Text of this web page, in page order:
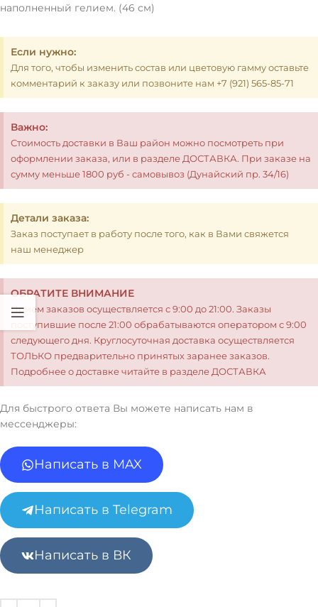
наполненный гелием. (46 см)
Если нужно:
Для того, чтобы изменить состав или цветовую гамму оставьте
комментарий к заказу или позвоните нам +7 (921) 565-85-71
Важно:
Стоимость доставки в Ваш район можно посмотреть при
оформлении заказа, или в разделе ДОСТАВКА. При заказе на
сумму меньше 1800 руб - самовывоз (Дунайский пр. 34/16)
Детали заказа:
Заказ поступает в работу после того, как в Вами свяжется
наш менеджер
ОБРАТИТЕ ВНИМАНИЕ
Прием заказов осуществляется с 9:00 до 21:00. Заказы
поступившие после 21:00 обрабатываются оператором с 9:00
следующего дня. Круглосуточная доставка осуществляется
ТОЛЬКО предварительно принятых заранее заказов.
Подробнее о доставке читайте в разделе ДОСТАВКА
Для быстрого ответа Вы можете написать нам в
мессенджеры:
Написать в MAX
Написать в Telegram
Написать в ВК